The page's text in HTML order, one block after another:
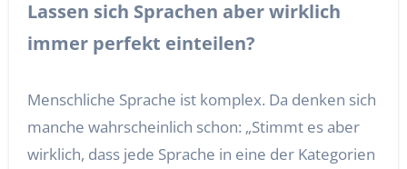
Lassen sich Sprachen aber wirklich
immer perfekt einteilen?
Menschliche Sprache ist komplex. Da denken sich
manche wahrscheinlich schon: „Stimmt es aber
wirklich, dass jede Sprache in eine der Kategorien